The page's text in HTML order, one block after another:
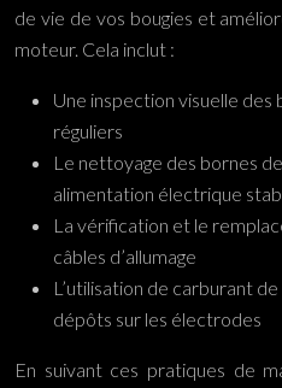
de vie de vos bougies et
moteur. Cela inclut :
Une inspection visuelle
réguliers
Le nettoyage des bornes
alimentation électrique
La vérification et le
câbles d’allumage
L’utilisation de carburant
dépôts sur les électrodes
En suivant ces pratiques de